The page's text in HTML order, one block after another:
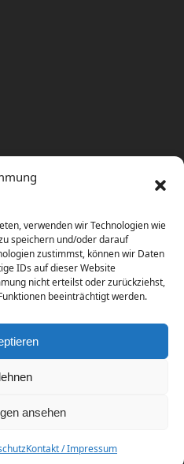
verwenden wir Technologien wie
speichern und/oder darauf
zustimmst, können wir Daten
IDs auf dieser Website
nicht erteilst oder zurückziehst,
beeinträchtigt werden.
ansehen
Kontakt / Impressum